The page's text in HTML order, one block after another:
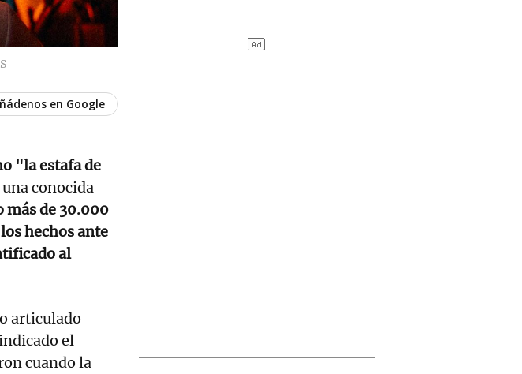
en Google
"la estafa de
conocida
más de 30.000
hechos ante
al
articulado
el
cuando la